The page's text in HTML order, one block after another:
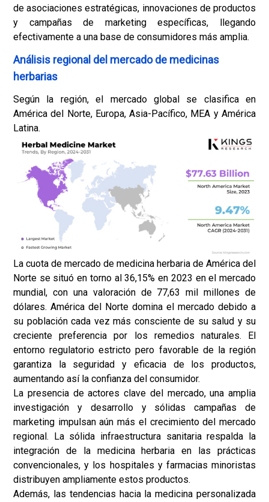
de asociaciones estratégicas, innovaciones de productos
y campañas de marketing específicas, llegando
efectivamente a una base de consumidores más amplia.
Análisis regional del mercado de medicinas
herbarias
Según la región, el mercado global se clasifica en
América del Norte, Europa, Asia-Pacífico, MEA y América
Latina.
La cuota de mercado de medicina herbaria de América del
Norte se situó en torno al 36,15% en 2023 en el mercado
mundial, con una valoración de 77,63 mil millones de
dólares. América del Norte domina el mercado debido a
su población cada vez más consciente de su salud y su
creciente preferencia por los remedios naturales. El
entorno regulatorio estricto pero favorable de la región
garantiza la seguridad y eficacia de los productos,
aumentando así la confianza del consumidor.
La presencia de actores clave del mercado, una amplia
investigación y desarrollo y sólidas campañas de
marketing impulsan aún más el crecimiento del mercado
regional. La sólida infraestructura sanitaria respalda la
integración de la medicina herbaria en las prácticas
convencionales, y los hospitales y farmacias minoristas
distribuyen ampliamente estos productos.
Además, las tendencias hacia la medicina personalizada